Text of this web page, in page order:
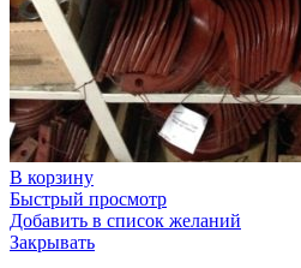
В корзину
Быстрый просмотр
Добавить в список желаний
Закрывать